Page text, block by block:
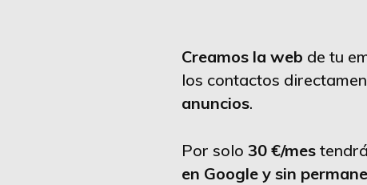
Creamos la web de tu
los contactos
anuncios.
Por solo30 €/mes
en Google y sin